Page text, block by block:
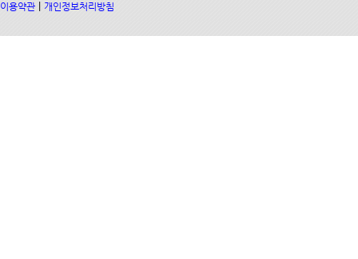
이용약관 개인정보처리방침